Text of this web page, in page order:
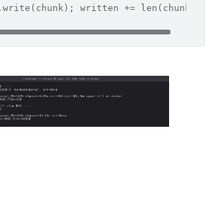
written += len(chunk)